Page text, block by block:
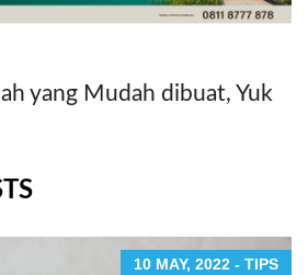
yang Mudah dibuat, Yuk
10 MAY, 2022 - TIPS